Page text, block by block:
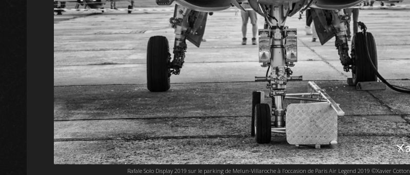
Rafale Solo Display 2019 sur le parking de Melun-Villaroche à l’occasion de Paris Air Legend 2019 ©Xavier Cotton